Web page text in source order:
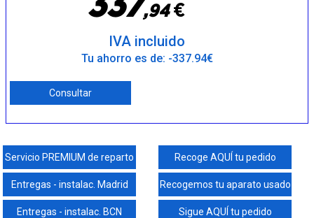
,94€
IVA incluido
Tu ahorro es de: -337.94€
Consultar
Servicio PREMIUM de reparto Recoge AQUÍ tu pedido
Entregas - instalac. Madrid Recogemos tu aparato usado
Entregas - instalac. BCN Sigue AQUÍ tu pedido